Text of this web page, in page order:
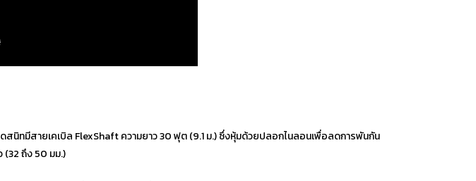
นิทมีสายเคเบิล FlexShaft ความยาว 30 ฟุต (9.1 ม.) ซึ่งหุ้มด้วยปลอกไนลอนเพื่อลดการพันกัน
(32 ถึง 50 มม.)